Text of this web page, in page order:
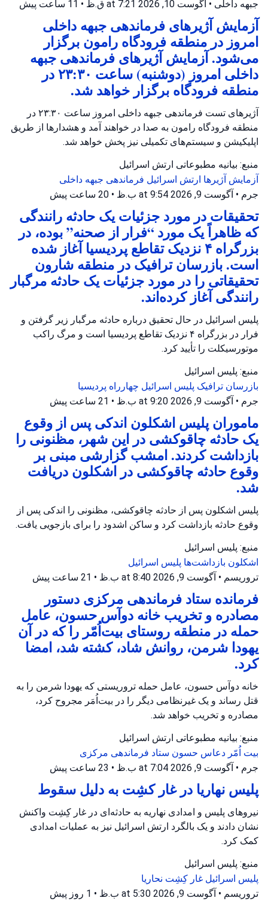
جبهه داخلی • آگوست 10, 2026 at 7:21 ق.ظ • 11 ساعت پیش
آزمایش آژیرهای فرماندهی جبهه داخلی
امروز در منطقه فرودگاه رامون برگزار
می‌شود. آزمایش آژیرهای فرماندهی جبهه
داخلی امروز (دوشنبه) ساعت ۲۳:۳۰ در
منطقه فرودگاه برگزار خواهد شد.
آژیرهای تست فرماندهی جبهه داخلی امروز ساعت ۲۳:۳۰ در
منطقه فرودگاه رامون به صدا در خواهند آمد و هشدارها از طریق
اپلیکیشن و سیستم‌های تکمیلی نیز پخش خواهد شد.
منبع: بیانیه مطبوعاتی ارتش اسرائیل
آزمایش آژیرها ارتش اسرائیل فرماندهی جبهه داخلی
جرم • آگوست 9, 2026 at 9:54 ب.ظ • 20 ساعت پیش
تحقیقات در مورد جزئیات یک حادثه رانندگی
که ظاهراً یک مورد “فرار از صحنه” بوده، در
بزرگراه ۴ نزدیک تقاطع پردیسیا آغاز شده
است. بازرسان ترافیک در منطقه شارون
تحقیقاتی را در مورد جزئیات یک حادثه مرگبار
رانندگی آغاز کرده‌اند.
پلیس اسرائیل در حال تحقیق درباره حادثه مرگبار زیر گرفتن و
فرار در بزرگراه ۴ نزدیک تقاطع پردیسیا است و مرگ راکب
موتورسیکلت را تأیید کرد.
منبع: پلیس اسرائیل
بازرسان ترافیک پلیس اسرائیل چهارراه پردیسیا
جرم • آگوست 9, 2026 at 9:20 ب.ظ • 21 ساعت پیش
ماموران پلیس اشکلون اندکی پس از وقوع
یک حادثه چاقوکشی در این شهر، مظنونی را
بازداشت کردند. امشب گزارشی مبنی بر
وقوع حادثه چاقوکشی در اشکلون دریافت
شد.
پلیس اشکلون پس از حادثه چاقوکشی، مظنونی را اندکی پس از
وقوع حادثه بازداشت کرد و ساکن اشدود را برای بازجویی یافت.
منبع: پلیس اسرائیل
اشکلون بازداشت‌ها پلیس اسرائیل
تروریسم • آگوست 9, 2026 at 8:40 ب.ظ • 21 ساعت پیش
فرمانده ستاد فرماندهی مرکزی دستور
مصادره و تخریب خانه دوآس حسون، عامل
حمله در منطقه روستای بیت‌اُمّر را که در آن
یهودا شرمن، روانش شاد، کشته شد، امضا
کرد.
خانه دوآس حسون، عامل حمله تروریستی که یهودا شرمن را به
قتل رساند و یک غیرنظامی دیگر را در بیت‌اُمَر مجروح کرد،
مصادره و تخریب خواهد شد.
منبع: بیانیه مطبوعاتی ارتش اسرائیل
بیت اُمّر دعاس حسون ستاد فرماندهی مرکزی
جرم • آگوست 9, 2026 at 7:04 ب.ظ • 23 ساعت پیش
پلیس نهاریا در غار کشِت به دلیل سقوط
نیروهای پلیس و امدادی نهاریه به حادثه‌ای در غار کِشِت واکنش
نشان دادند و یک بالگرد ارتش اسرائیل نیز به عملیات امدادی
کمک کرد.
منبع: پلیس اسرائیل
پلیس اسرائیل غار کِشِت نحاریا
تروریسم • آگوست 9, 2026 at 5:30 ب.ظ • 1 روز پیش